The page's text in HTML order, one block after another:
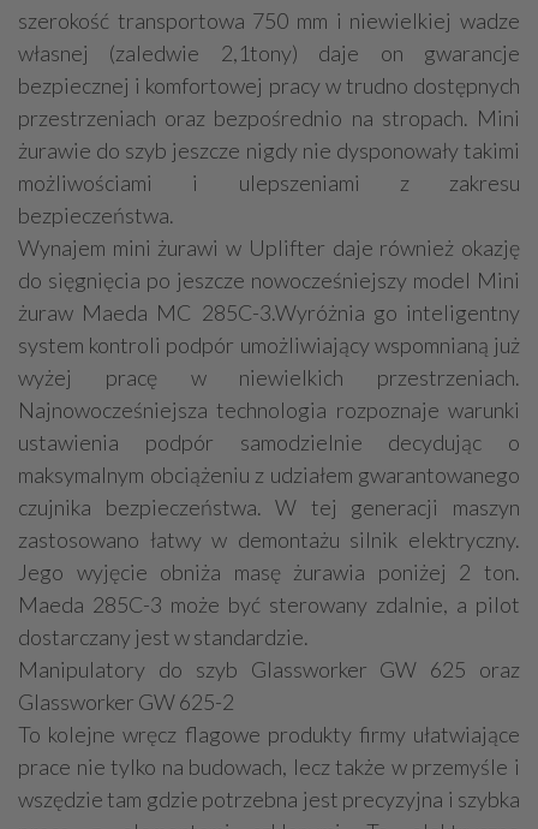
szerokość transportowa 750 mm i niewielkiej wadze
własnej (zaledwie 2,1tony) daje on gwarancje
bezpiecznej i komfortowej pracy w trudno dostępnych
przestrzeniach oraz bezpośrednio na stropach. Mini
żurawie do szyb jeszcze nigdy nie dysponowały takimi
możliwościami i ulepszeniami z zakresu
bezpieczeństwa.
Wynajem mini żurawi w Uplifter daje również okazję
do sięgnięcia po jeszcze nowocześniejszy model Mini
żuraw Maeda MC 285C-3.Wyróżnia go inteligentny
system kontroli podpór umożliwiający wspomnianą już
wyżej pracę w niewielkich przestrzeniach.
Najnowocześniejsza technologia rozpoznaje warunki
ustawienia podpór samodzielnie decydując o
maksymalnym obciążeniu z udziałem gwarantowanego
czujnika bezpieczeństwa. W tej generacji maszyn
zastosowano łatwy w demontażu silnik elektryczny.
Jego wyjęcie obniża masę żurawia poniżej 2 ton.
Maeda 285C-3 może być sterowany zdalnie, a pilot
dostarczany jest w standardzie.
Manipulatory do szyb Glassworker GW 625 oraz
Glassworker GW 625-2
To kolejne wręcz flagowe produkty firmy ułatwiające
prace nie tylko na budowach, lecz także w przemyśle i
wszędzie tam gdzie potrzebna jest precyzyjna i szybka